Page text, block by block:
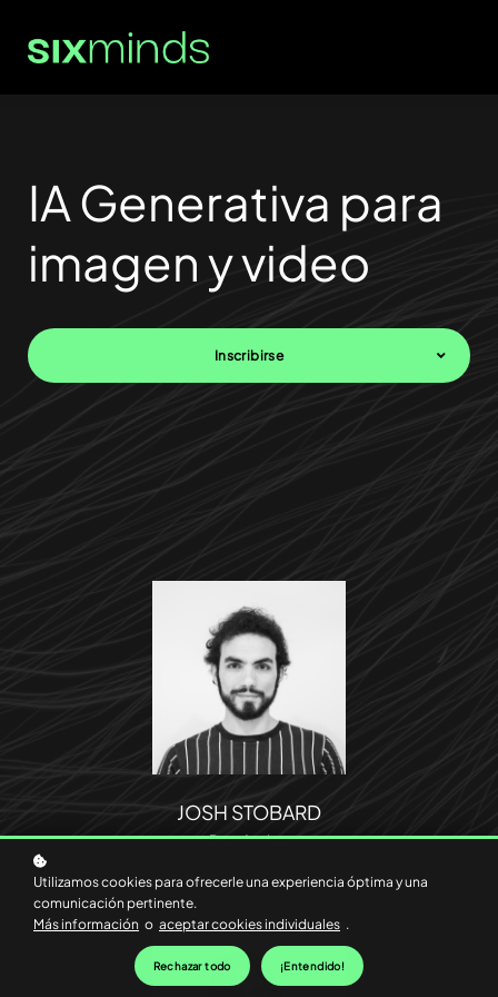
IA Generativa para
imagen y video
Inscribirse
JOSH STOBARD
Data Analyst
Utilizamos cookies para ofrecerle una experiencia óptima y una
comunicación pertinente.
Más información o aceptar cookies individuales .
Rechazar todo ¡Entendido!